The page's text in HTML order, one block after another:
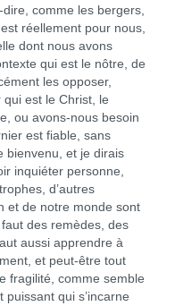
dire, comme les bergers,
réellement pour nous,
dont nous avons
qui est le nôtre, de
les opposer,
qui est le Christ, le
ou avons-nous besoin
est fiable, sans
bienvenu, et je dirais
inquiéter personne,
d’autres
et de notre monde sont
des remèdes, des
aussi apprendre à
et peut-être tout
fragilité, comme semble
qui s’incarne